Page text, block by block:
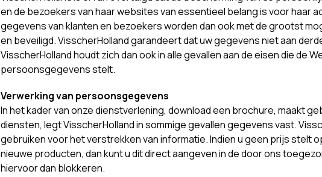
en de bezoekers van haar websites van essentieel belang is voor haar
gegevens van klanten en bezoekers worden dan ook met de grootst
en beveiligd. VisscherHolland garandeert dat uw gegevens niet aan
VisscherHolland houdt zich dan ook in alle gevallen aan de eisen die de
persoonsgegevens stelt.
Verwerking van persoonsgegevens
In het kader van onze dienstverlening, download een brochure, maakt
diensten, legt VisscherHolland in sommige gevallen gegevens vast.
gebruiken voor het verstrekken van informatie. Indien u geen prijs stelt
nieuwe producten, dan kunt u dit direct aangeven in de door ons
hiervoor dan blokkeren.